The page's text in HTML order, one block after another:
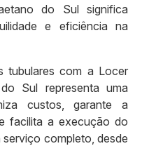
do Sul significa
e eficiência na
tubulares com a Locer
Sul representa uma
custos, garante a
facilita a execução do
completo, desde